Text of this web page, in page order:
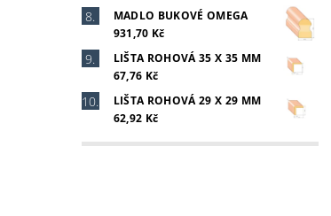
MADLO BUKOVÉ OMEGA
931,70 Kč
LIŠTA ROHOVÁ 35 X 35 MM
67,76 Kč
LIŠTA ROHOVÁ 29 X 29 MM
62,92 Kč